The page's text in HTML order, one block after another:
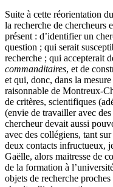
Suite à cette réorientation
la recherche de chercheurs
présent : d’identifier un
question ; qui serait
recherche ; qui accepterait
commanditaires, et de
et qui, donc, dans la
raisonnable de Montreux-
de critères, scientifiques
(envie de travailler avec
chercheur devait aussi
avec des collégiens, tant
deux contacts infructueux,
Gaëlle, alors maitresse de
de la formation à
objets de recherche